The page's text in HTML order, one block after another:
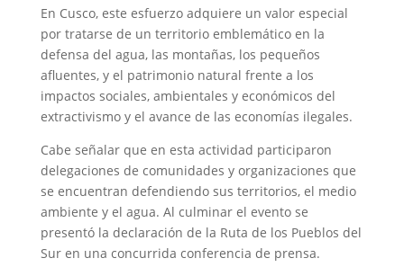
En Cusco, este esfuerzo adquiere un valor especial
por tratarse de un territorio emblemático en la
defensa del agua, las montañas, los pequeños
afluentes, y el patrimonio natural frente a los
impactos sociales, ambientales y económicos del
extractivismo y el avance de las economías ilegales.
Cabe señalar que en esta actividad participaron
delegaciones de comunidades y organizaciones que
se encuentran defendiendo sus territorios, el medio
ambiente y el agua. Al culminar el evento se
presentó la declaración de la Ruta de los Pueblos del
Sur en una concurrida conferencia de prensa.